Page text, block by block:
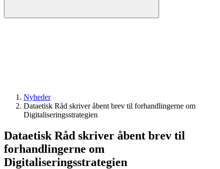
Nyheder
Dataetisk Råd skriver åbent brev til forhandlingerne om
Digitaliseringsstrategien
Dataetisk Råd skriver åbent brev til
forhandlingerne om
Digitaliseringsstrategien